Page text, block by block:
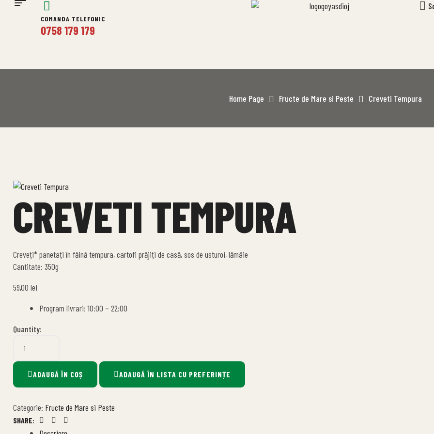
COMANDA TELEFONIC
0758 179 179
Home Page Fructe de Mare si Peste Creveti Tempura
CREVETI TEMPURA
Creveți* panetați în făină tempura, cartofi prăjiți de casă, sos de usturoi, lămâie
Cantitate: 350g
59,00 lei
Program livrari: 10:00 – 22:00
Quantity:
ADAUGĂ ÎN COȘ ADAUGĂ ÎN LISTA CU PREFERINȚE
Categorie: Fructe de Mare si Peste
SHARE: